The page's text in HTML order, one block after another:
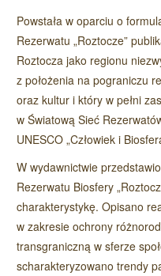
Powstała w oparciu o
Rezerwatu „Roztocze”
Roztocza jako regionu
z położenia na pograniczu
oraz kultur i który w pełni
w Światową Sieć
UNESCO „Człowiek i
W wydawnictwie
Rezerwatu Biosfery
charakterystykę. Opisano
w zakresie ochrony
transgraniczną w sferze
scharakteryzowano trendy